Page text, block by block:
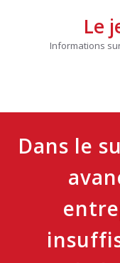
Le
Informations
Dans le